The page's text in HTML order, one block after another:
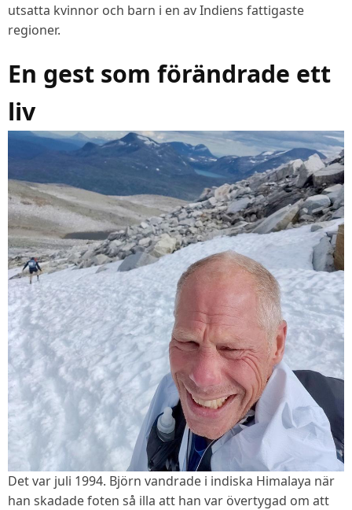
utsatta kvinnor och barn i en av Indiens fattigaste
regioner.
En gest som förändrade ett
liv
Det var juli 1994. Björn vandrade i indiska Himalaya när
han skadade foten så illa att han var övertygad om att